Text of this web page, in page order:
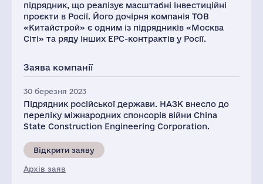
підрядник, що реалізує масштабні інвестиційні
проєкти в Росії. Його дочірня компанія ТОВ
«Китайстрой» є одним із підрядників «Москва
Сіті» та ряду інших EPC-контрактів у Росії.
Заява компанії
30 березня 2023
Підрядник російської держави. НАЗК внесло до
переліку міжнародних спонсорів війни China
State Construction Engineering Corporation.
Відкрити заяву
Архів заяв